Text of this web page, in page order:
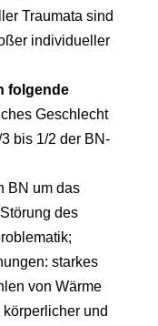
Traumata sind
individueller
folgende
Geschlecht
bis 1/2 der BN-
BN um das
des
starkes
von Wärme
und